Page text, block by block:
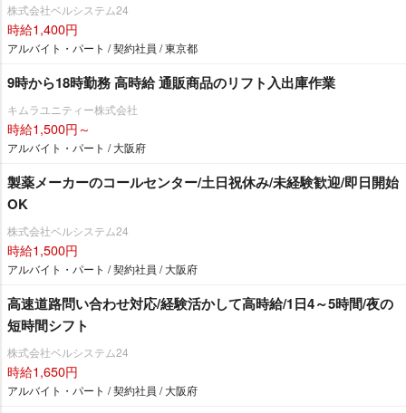
株式会社ベルシステム24
時給1,400円
アルバイト・パート / 契約社員 / 東京都
9時から18時勤務 高時給 通販商品のリフト入出庫作業
キムラユニティー株式会社
時給1,500円～
アルバイト・パート / 大阪府
製薬メーカーのコールセンター/土日祝休み/未経験歓迎/即日開始
OK
株式会社ベルシステム24
時給1,500円
アルバイト・パート / 契約社員 / 大阪府
高速道路問い合わせ対応/経験活かして高時給/1日4～5時間/夜の
短時間シフト
株式会社ベルシステム24
時給1,650円
アルバイト・パート / 契約社員 / 大阪府